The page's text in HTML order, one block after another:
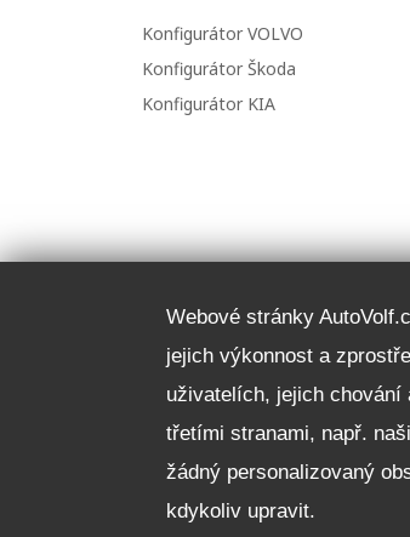
Konfigurátor VOLVO
Konfigurátor Škoda
Konfigurátor KIA
Webové stránky
jejich výkonnost a
uživatelích, jejich chování
třetími stranami, např.
žádný personalizovaný
kdykoliv upravit.